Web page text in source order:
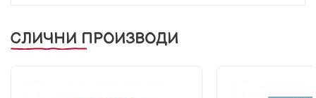
СЛИЧНИ ПРОИЗВОДИ